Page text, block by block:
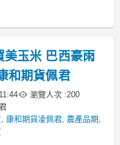
油CL、小輕原油QM保
美玉米 巴西豪雨
和期貨佩君
瀏覽人次 :200
, 康和期貨凌佩君, 農產品期,